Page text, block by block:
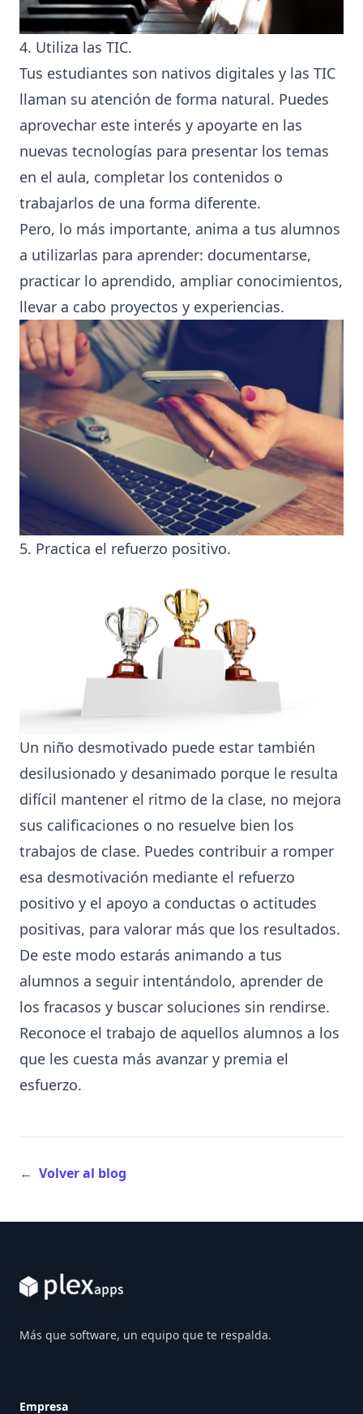
4. Utiliza las TIC.
Tus estudiantes son nativos digitales y las TIC
llaman su atención de forma natural. Puedes
aprovechar este interés y apoyarte en las
nuevas tecnologías para presentar los temas
en el aula, completar los contenidos o
trabajarlos de una forma diferente.
Pero, lo más importante, anima a tus alumnos
a utilizarlas para aprender: documentarse,
practicar lo aprendido, ampliar conocimientos,
llevar a cabo proyectos y experiencias.
5. Practica el refuerzo positivo.
Un niño desmotivado puede estar también
desilusionado y desanimado porque le resulta
difícil mantener el ritmo de la clase, no mejora
sus calificaciones o no resuelve bien los
trabajos de clase. Puedes contribuir a romper
esa desmotivación mediante el refuerzo
positivo y el apoyo a conductas o actitudes
positivas, para valorar más que los resultados.
De este modo estarás animando a tus
alumnos a seguir intentándolo, aprender de
los fracasos y buscar soluciones sin rendirse.
Reconoce el trabajo de aquellos alumnos a los
que les cuesta más avanzar y premia el
esfuerzo.
← Volver al blog
Más que software, un equipo que te respalda.
Empresa